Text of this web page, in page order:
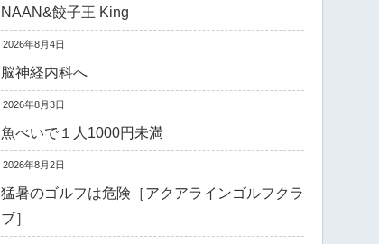
NAAN&餃子王 King
2026年8月4日
脳神経内科へ
2026年8月3日
魚べいで１人1000円未満
2026年8月2日
猛暑のゴルフは危険［アクアラインゴルフクラ
ブ］